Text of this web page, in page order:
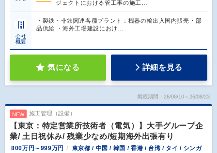
ジェクトにおける管工事の施工…
会社
概要
・製鉄・非鉄関連各種プラント：機器の輸出入国内販売・部
品供給 ・海外工場建設におけ…
気になる 詳細を見る
掲載期間：26/08/10～26/08/23
NEW 施工管理（設備）
【東京：特定営業所技術者（電気）】大手グループ企
業/ 土日祝休み/ 残業少なめ/短期海外出張有り
800万円～999万円
東京都 / 中国 / 韓国 / 香港 / 台湾 / タイ / シンガ